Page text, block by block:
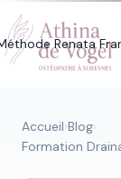
Renata
Accueil›Blog›
Formation